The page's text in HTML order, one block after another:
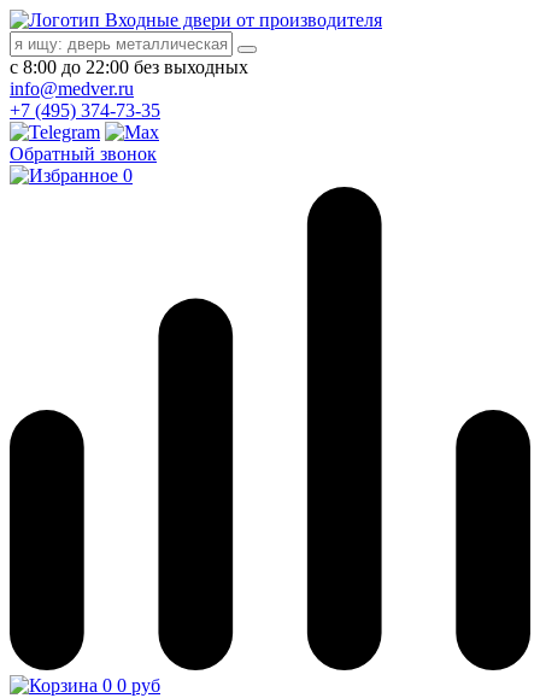
Входные двери от производителя
с 8:00 до 22:00 без выходных
info@medver.ru
+7 (495) 374-73-35
Обратный звонок
0
0 0 руб